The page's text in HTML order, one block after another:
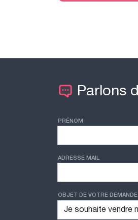
Parlons
PRÉNOM
ADRESSE MAIL
OBJET DE VOTRE DEMANDE